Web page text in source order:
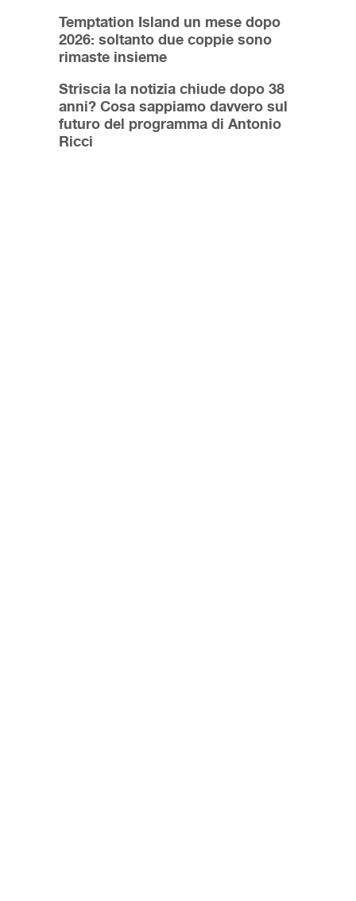
Temptation Island un mese dopo
2026: soltanto due coppie sono
rimaste insieme
Striscia la notizia chiude dopo 38
anni? Cosa sappiamo davvero sul
futuro del programma di Antonio
Ricci